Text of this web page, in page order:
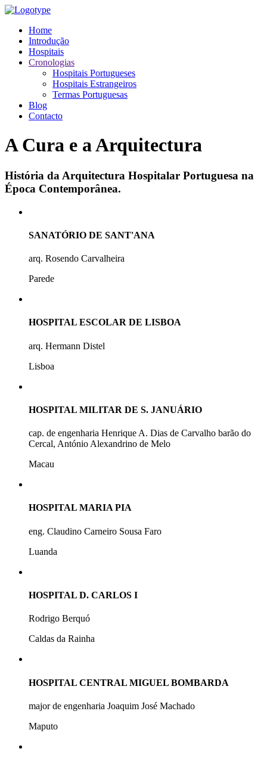
Home
Introdução
Hospitais
Cronologias
Hospitais Portugueses
Hospitais Estrangeiros
Termas Portuguesas
Blog
Contacto
A Cura e a Arquitectura
História da Arquitectura Hospitalar Portuguesa na
Época Contemporânea.
SANATÓRIO DE SANT'ANA
arq. Rosendo Carvalheira
Parede
HOSPITAL ESCOLAR DE LISBOA
arq. Hermann Distel
Lisboa
HOSPITAL MILITAR DE S. JANUÁRIO
cap. de engenharia Henrique A. Dias de Carvalho barão do
Cercal, António Alexandrino de Melo
Macau
HOSPITAL MARIA PIA
eng. Claudino Carneiro Sousa Faro
Luanda
HOSPITAL D. CARLOS I
Rodrigo Berquó
Caldas da Rainha
HOSPITAL CENTRAL MIGUEL BOMBARDA
major de engenharia Joaquim José Machado
Maputo